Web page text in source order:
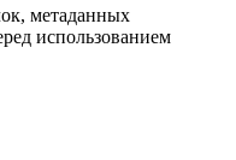
метаданных
использованием